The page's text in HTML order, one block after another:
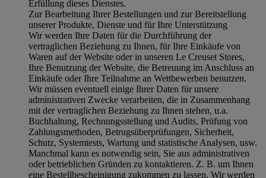
Erfüllung dieses Dienstes.
Zur Bearbeitung Ihrer Bestellungen und zur Bereitstellung
unserer Produkte, Dienste und für Ihre Unterstützung
Wir werden Ihre Daten für die Durchführung der
vertraglichen Beziehung zu Ihnen, für Ihre Einkäufe von
Waren auf der Website oder in unseren Le Creuset Stores,
Ihre Benutzung der Website, die Betreuung im Anschluss an
Einkäufe oder Ihre Teilnahme an Wettbewerben benutzen.
Wir müssen eventuell einige Ihrer Daten für unsere
administrativen Zwecke verarbeiten, die in Zusammenhang
mit der vertraglichen Beziehung zu Ihnen stehen, u.a.
Buchhaltung, Rechnungsstellung und Audits, Prüfung von
Zahlungsmethoden, Betrugsüberprüfungen, Sicherheit,
Schutz, Systemtests, Wartung und statistische Analysen, usw.
Manchmal kann es notwendig sein, Sie aus administrativen
oder betrieblichen Gründen zu kontaktieren. Z. B. um Ihnen
eine Bestellbescheinigung zukommen zu lassen. Wir werden